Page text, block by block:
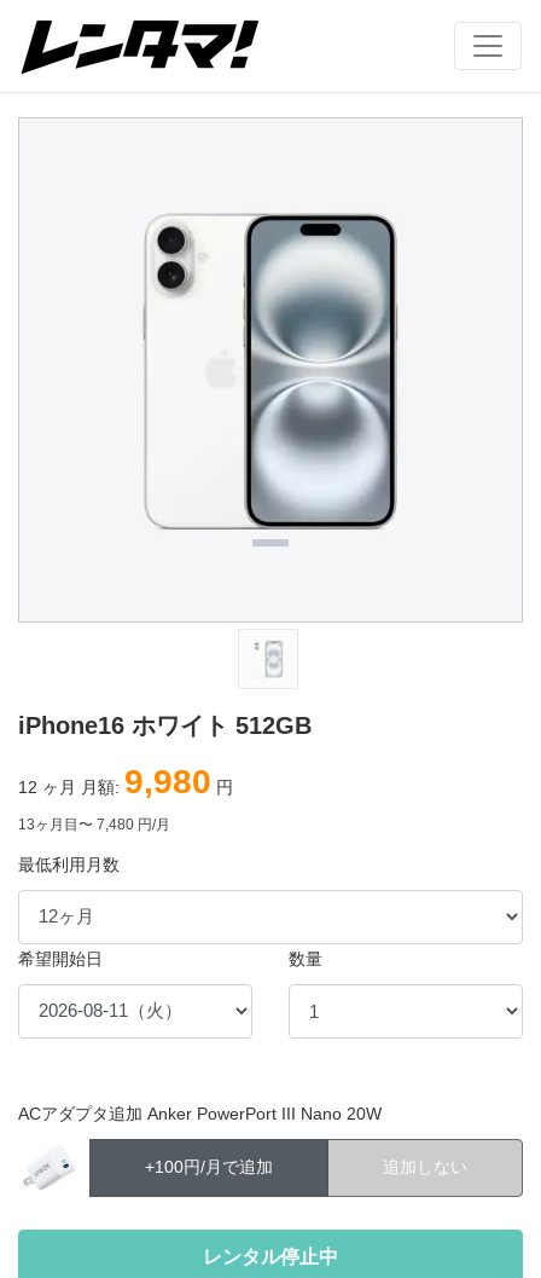
iPhone16 ホワイト 512GB
12 ヶ月 月額: 9,980 円
13ヶ月目〜 7,480 円/月
最低利用月数
希望開始日 数量
ACアダプタ追加 Anker PowerPort III Nano 20W
+100円/月で追加 追加しない